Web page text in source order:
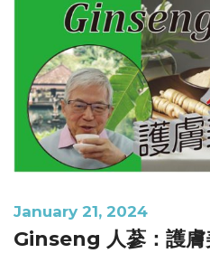
January 21, 2024
Ginseng 人蔘：護膚